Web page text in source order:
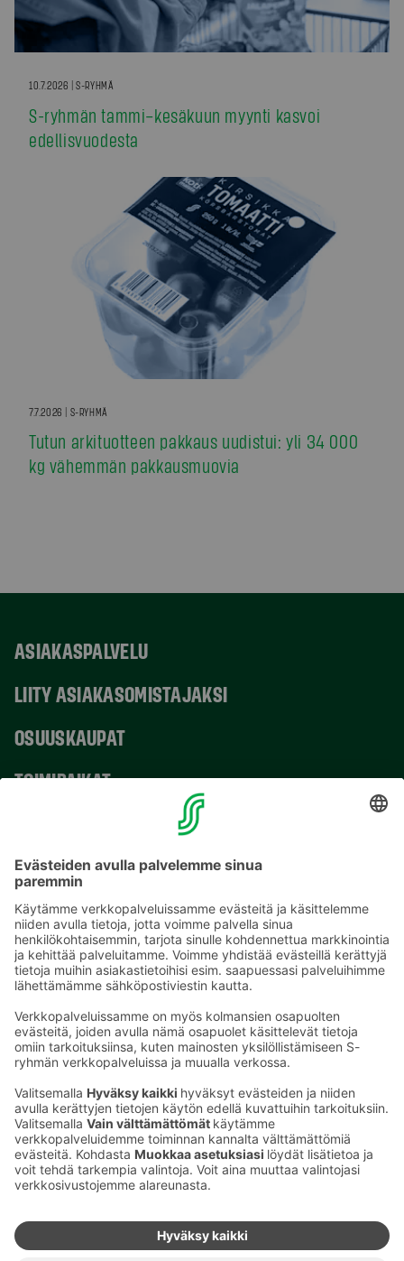
10.7.2026 | S-RYHMÄ
S-ryhmän tammi–kesäkuun myynti kasvoi
edellisvuodesta
7.7.2026 | S-RYHMÄ
Tutun arkituotteen pakkaus uudistui: yli 34 000
kg vähemmän pakkausmuovia
ASIAKASPALVELU
LIITY ASIAKASOMISTAJAKSI
OSUUSKAUPAT
TOIMIPAIKAT
Sähköpostiosoitteet S-ryhmässä ovat muotoa
etunimi.sukunimi@sok.fi
Seuraa meitä:
Muuta evästeasetuksia